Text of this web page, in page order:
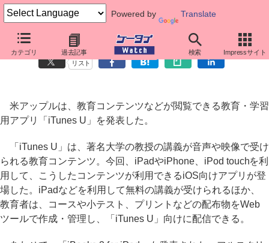
Powered by Translate
カテゴリ 過去記事 検索 Impressサイト
米アップル、iPad/iPhone向け教育関連アプリ「iTunes U」
リスト
米アップルは、教育コンテンツなどが閲覧できる教育・学習
用アプリ「iTunes U」を発表した。
「iTunes U」は、著名大学の教授の講義が音声や映像で受け
られる教育コンテンツ。今回、iPadやiPhone、iPod touchを利
用して、こうしたコンテンツが利用できるiOS向けアプリが登
場した。iPadなどを利用して無料の講義が受けられるほか、
教育者は、コースや小テスト、プリントなどの配布物をWeb
ツールで作成・管理し、「iTunes U」向けに配信できる。